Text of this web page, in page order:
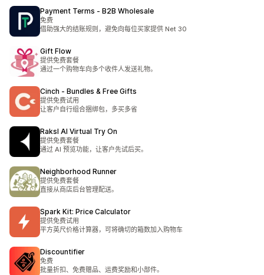
Payment Terms ‑ B2B Wholesale
免费
借助强大的结账规则，避免向每位买家提供 Net 30
Gift Flow
提供免费套餐
通过一个购物车向多个收件人发送礼物。
Cinch ‑ Bundles & Free Gifts
提供免费试用
让客户自行组合捆绑包，多买多省
Raksl AI Virtual Try On
提供免费套餐
通过 AI 预览功能，让客户先试后买。
Neighborhood Runner
提供免费套餐
直接从商店后台管理配送。
Spark Kit: Price Calculator
提供免费试用
平方英尺价格计算器，可将确切的箱数加入购物车
Discountifier
免费
批量折扣、免费赠品、运费奖励和小部件。